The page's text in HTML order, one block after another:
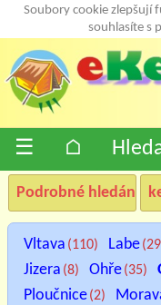
Soubory cookie zlepšují
souhlasíte s
☰ ⌂
Podrobné hledání
Vltava (110) Labe
Jizera (8) Ohře(35)
Ploučnice(2)